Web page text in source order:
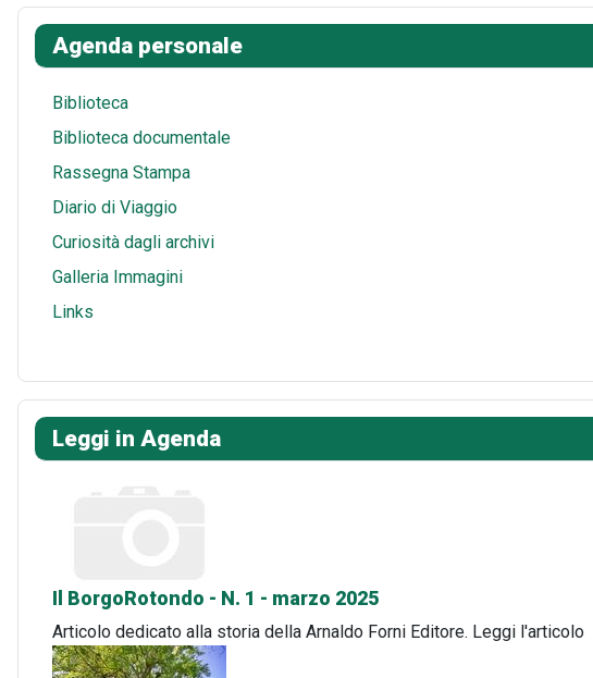
k
e
s
t
t
s
A
p
p
i
l
a
r
e
Agenda personale
Biblioteca
Biblioteca documentale
Rassegna Stampa
Diario di Viaggio
Curiosità dagli archivi
Galleria Immagini
Links
Leggi in Agenda
Il BorgoRotondo - N. 1 - marzo 2025
Articolo dedicato alla storia della Arnaldo Forni Editore. Leggi l'articolo